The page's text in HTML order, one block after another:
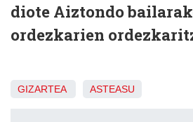
diote Aiztondo
ordezkarien
GIZARTEA ASTEASU